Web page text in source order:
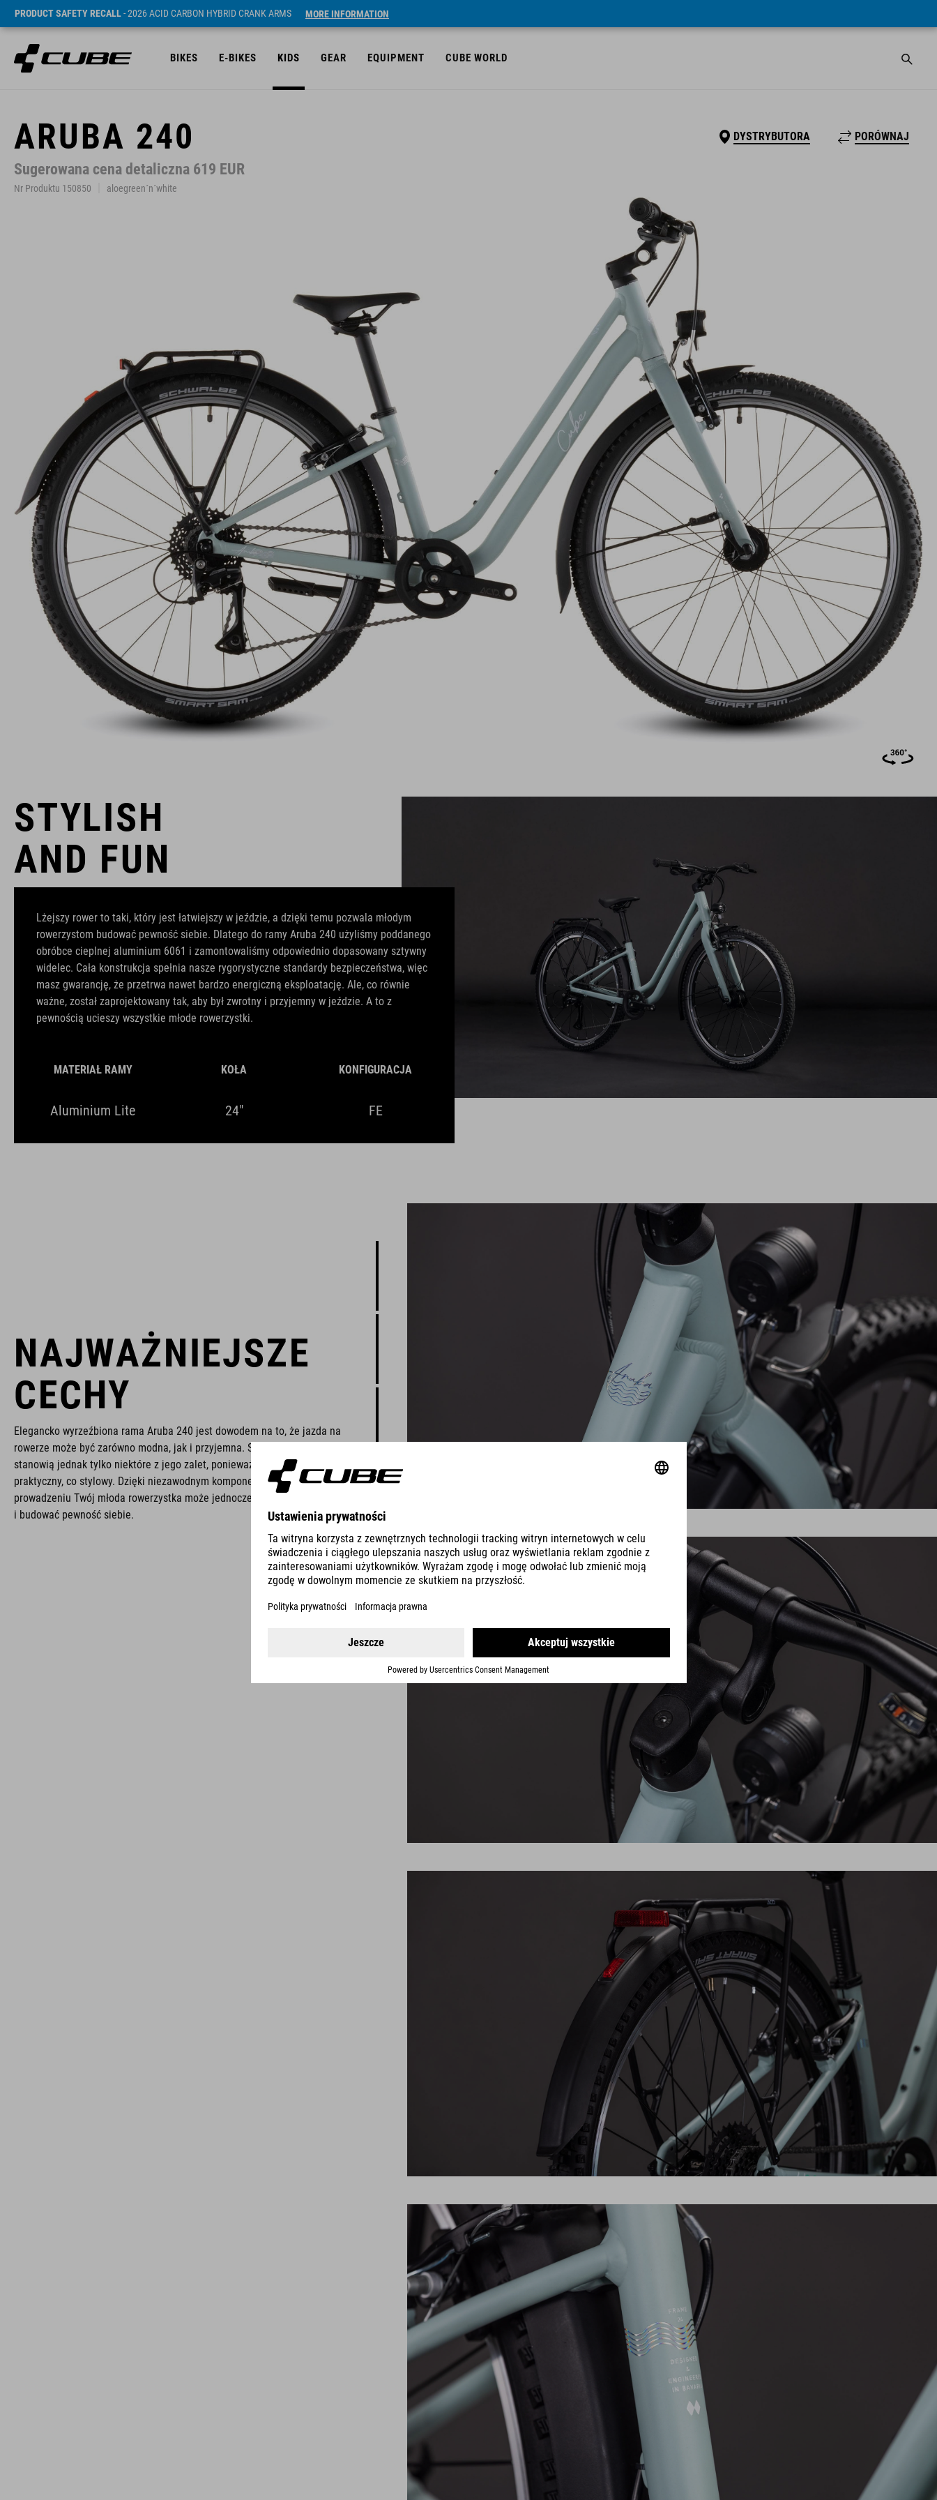
PRODUCT SAFETY RECALL- 2026 ACID CARBON HYBRID CRANK ARMS MORE INFORMATION
BIKES E-BIKES KIDS GEAR EQUIPMENT CUBE WORLD
ARUBA 240
Sugerowana cena detaliczna 619 EUR
Nr Produktu 150850 aloegreen´n´white
DYSTRYBUTORA PORÓWNAJ
STYLISH
AND FUN
Lżejszy rower to taki, który jest łatwiejszy w jeździe, a dzięki temu pozwala młodym
rowerzystom budować pewność siebie. Dlatego do ramy Aruba 240 użyliśmy poddanego
obróbce cieplnej aluminium 6061 i zamontowaliśmy odpowiednio dopasowany sztywny
widelec. Cała konstrukcja spełnia nasze rygorystyczne standardy bezpieczeństwa, więc
masz gwarancję, że przetrwa nawet bardzo energiczną eksploatację. Ale, co równie
ważne, został zaprojektowany tak, aby był zwrotny i przyjemny w jeździe. A to z
pewnością ucieszy wszystkie młode rowerzystki.
MATERIAŁ RAMY
Aluminium Lite
KOŁA
24"
KONFIGURACJA
FE
NAJWAŻNIEJSZE
CECHY
Elegancko wyrzeźbiona rama Aruba 240 jest dowodem na to, że jazda na
rowerze może być zarówno modna, jak i przyjemna. Stylowa rama i widelec
stanowią jednak tylko niektóre z jego zalet, ponieważ jest to rower równie
praktyczny, co stylowy. Dzięki niezawodnym komponentom i łatwemu
prowadzeniu Twój młoda rowerzystka może jednocześnie dobrze się bawić
i budować pewność siebie.